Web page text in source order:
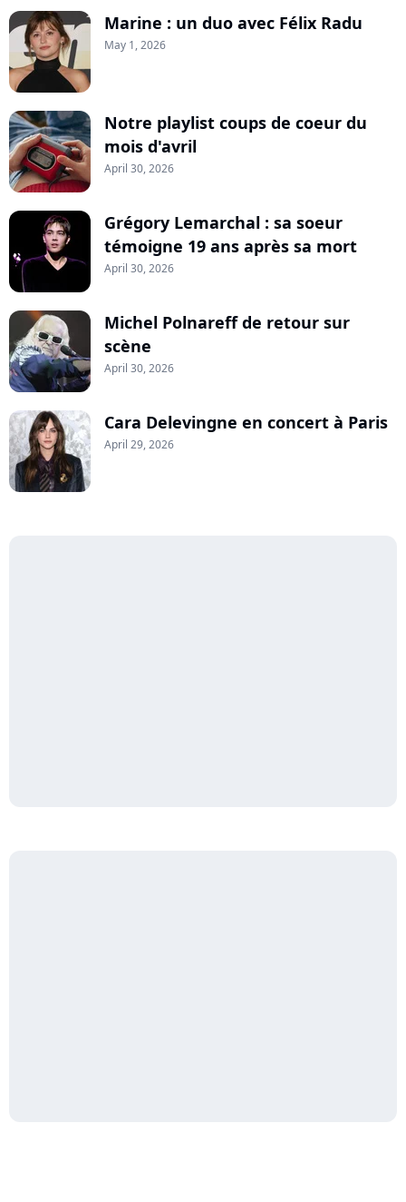
Marine : un duo avec Félix Radu
May 1, 2026
Notre playlist coups de coeur du
mois d'avril
April 30, 2026
Grégory Lemarchal : sa soeur
témoigne 19 ans après sa mort
April 30, 2026
Michel Polnareff de retour sur
scène
April 30, 2026
Cara Delevingne en concert à Paris
April 29, 2026